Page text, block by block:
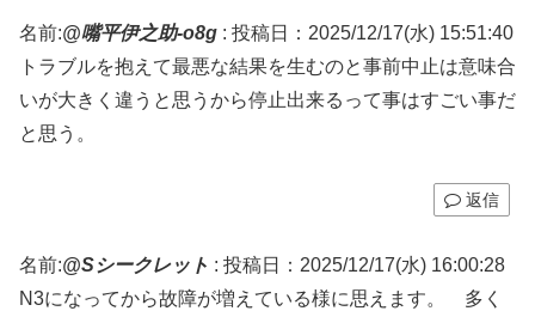
名前:@嘴平伊之助-o8g : 投稿日：2025/12/17(水) 15:51:40
トラブルを抱えて最悪な結果を生むのと事前中止は意味合
いが大きく違うと思うから停止出来るって事はすごい事だ
と思う。
返信
名前:@Sシークレット : 投稿日：2025/12/17(水) 16:00:28
N3になってから故障が増えている様に思えます。 多く